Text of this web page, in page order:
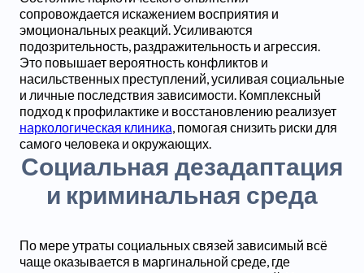
сопровождается искажением восприятия и
эмоциональных реакций. Усиливаются
подозрительность, раздражительность и агрессия.
Это повышает вероятность конфликтов и
насильственных преступлений, усиливая социальные
и личные последствия зависимости. Комплексный
подход к профилактике и восстановлению реализует
наркологическая клиника, помогая снизить риски для
самого человека и окружающих.
Социальная дезадаптация
и криминальная среда
По мере утраты социальных связей зависимый всё
чаще оказывается в маргинальной среде, где